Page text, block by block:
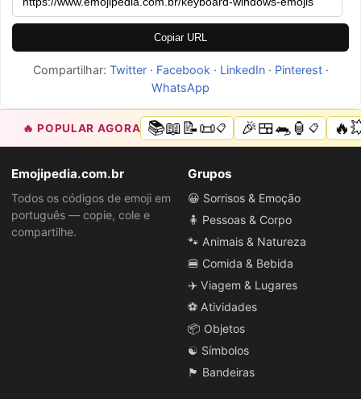
Copiar URL
Compartilhar: Twitter· Facebook · LinkedIn· Pinterest·
WhatsApp
🔥 POPULAR AGORA 📚📖📝📜📋 🎉🍱🐀🏮📋
Emojipedia.com.br
Todos os códigos de emoji em
português — copie, cole e
compartilhe.
Grupos
😀 Sorrisos & Emoção
🧍 Pessoas & Corpo
🐾 Animais & Natureza
🍔 Comida & Bebida
✈️ Viagem & Lugares
⚽ Atividades
📦 Objetos
☯️ Símbolos
🏴 Bandeiras